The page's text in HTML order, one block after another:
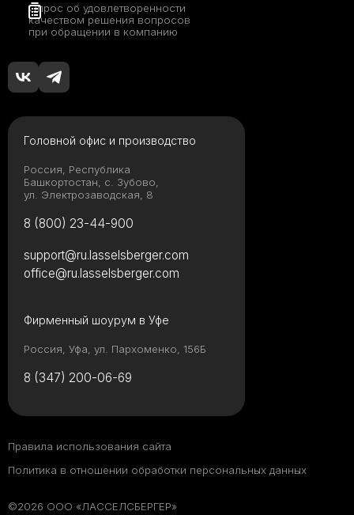
Опрос об удовлетворенности
качеством решения вопросов
при обращении в компанию
Головной офис и производство
Россия, Республика
Башкортостан, с. Зубово,
ул. Электрозаводская, 8
8 (800) 23-44-900
Фирменный шоурум в Уфе
Россия, Уфа, ул. Пархоменко, 156Б
8 (347) 200-06-69
support@ru.lasselsberger.com
office@ru.lasselsberger.com
©2026 ООО «ЛАССЕЛСБЕРГЕР»
Правила использования сайта
Политика в отношении обработки персональных данных